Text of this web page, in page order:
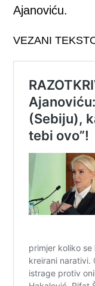
Ajanoviću.
VEZANI